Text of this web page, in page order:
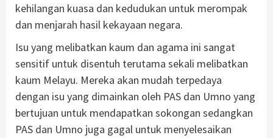
kehilangan kuasa dan kedudukan untuk merompak
dan menjarah hasil kekayaan negara.
Isu yang melibatkan kaum dan agama ini sangat
sensitif untuk disentuh terutama sekali melibatkan
kaum Melayu. Mereka akan mudah terpedaya
dengan isu yang dimainkan oleh PAS dan Umno yang
bertujuan untuk mendapatkan sokongan sedangkan
PAS dan Umno juga gagal untuk menyelesaikan